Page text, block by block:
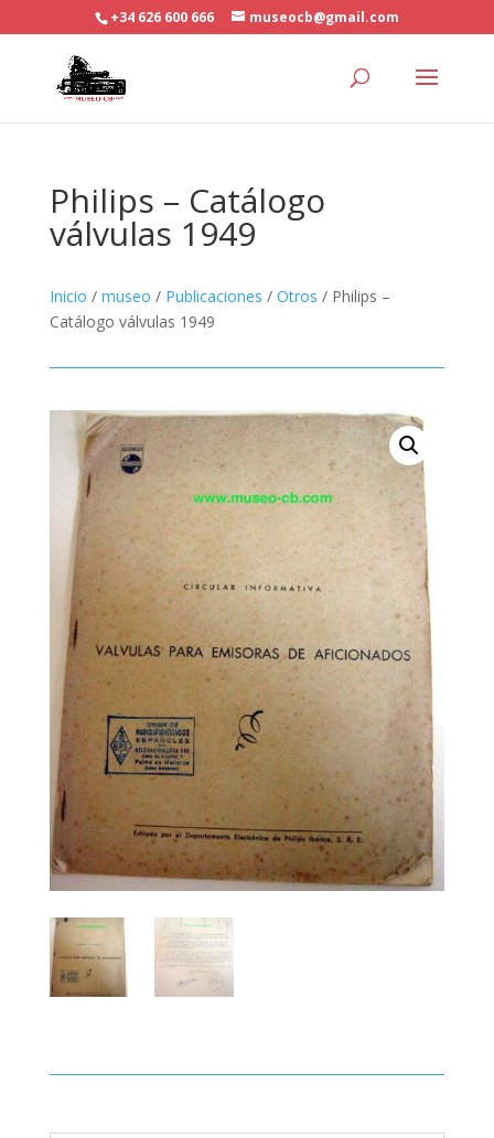
+34 626 600 666 museocb@gmail.com
Philips – Catálogo
válvulas 1949
Inicio / museo / Publicaciones / Otros / Philips –
Catálogo válvulas 1949